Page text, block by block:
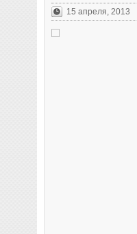
15 апреля, 2013